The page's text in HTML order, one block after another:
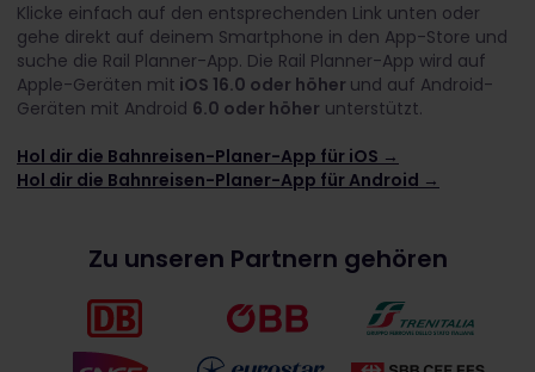
Klicke einfach auf den entsprechenden Link unten oder
gehe direkt auf deinem Smartphone in den App-Store und
suche die Rail Planner-App. Die Rail Planner-App wird auf
Apple-Geräten mit iOS 16.0 oder höher und auf Android-
Geräten mit Android 6.0 oder höher unterstützt.
Hol dir die Bahnreisen-Planer-App für iOS →
Hol dir die Bahnreisen-Planer-App für Android →
Zu unseren Partnern gehören